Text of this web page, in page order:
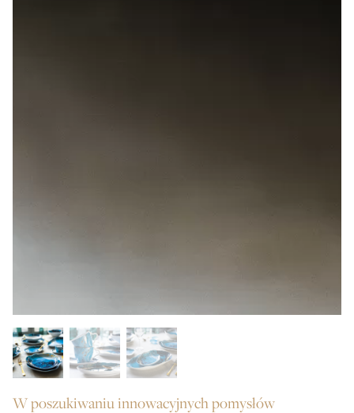
W poszukiwaniu innowacyjnych pomysłów